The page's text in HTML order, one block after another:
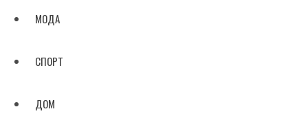
МОДА
СПОРТ
ДОМ